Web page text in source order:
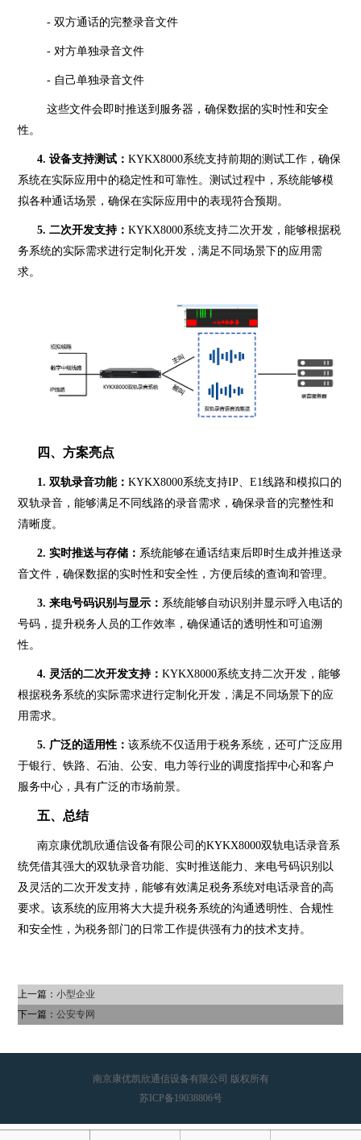
- 双方通话的完整录音文件
- 对方单独录音文件
- 自己单独录音文件
这些文件会即时推送到服务器，确保数据的实时性和安全
性。
4. 设备支持测试：KYKX8000系统支持前期的测试工作，确保
系统在实际应用中的稳定性和可靠性。测试过程中，系统能够模
拟各种通话场景，确保在实际应用中的表现符合预期。
5. 二次开发支持：KYKX8000系统支持二次开发，能够根据税
务系统的实际需求进行定制化开发，满足不同场景下的应用需
求。
四、方案亮点
1. 双轨录音功能：KYKX8000系统支持IP、E1线路和模拟口的
双轨录音，能够满足不同线路的录音需求，确保录音的完整性和
清晰度。
2. 实时推送与存储： 系统能够在通话结束后即时生成并推送录
音文件，确保数据的实时性和安全性，方便后续的查询和管理。
3. 来电号码识别与显示： 系统能够自动识别并显示呼入电话的
号码，提升税务人员的工作效率，确保通话的透明性和可追溯
性。
4. 灵活的二次开发支持：KYKX8000系统支持二次开发，能够
根据税务系统的实际需求进行定制化开发，满足不同场景下的应
用需求。
5. 广泛的适用性：该系统不仅适用于税务系统，还可广泛应用
于银行、铁路、石油、公安、电力等行业的调度指挥中心和客户
服务中心，具有广泛的市场前景。
五、总结
南京康优凯欣通信设备有限公司的KYKX8000双轨电话录音系
统凭借其强大的双轨录音功能、实时推送能力、来电号码识别以
及灵活的二次开发支持，能够有效满足税务系统对电话录音的高
要求。该系统的应用将大大提升税务系统的沟通透明性、合规性
和安全性，为税务部门的日常工作提供强有力的技术支持。
上一篇：小型企业
下一篇：公安专网
南京康优凯欣通信设备有限公司 版权所有
苏ICP备19038806号